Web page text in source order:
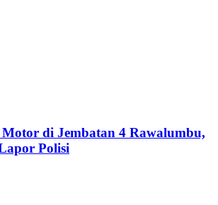
di Jembatan 4 Rawalumbu,
Polisi